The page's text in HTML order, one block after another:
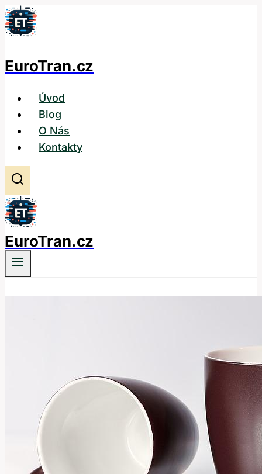
Přeskočit
na
EuroTran.cz
Úvod
Blog
O Nás
Kontakty
EuroTran.cz